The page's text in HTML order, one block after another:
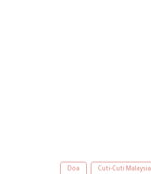
Cuti-Cuti Malaysia
Doa